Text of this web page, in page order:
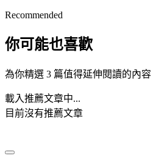
Recommended
你可能也喜歡
為你精選 3 篇值得延伸閱讀的內容
載入推薦文章中...
目前沒有推薦文章